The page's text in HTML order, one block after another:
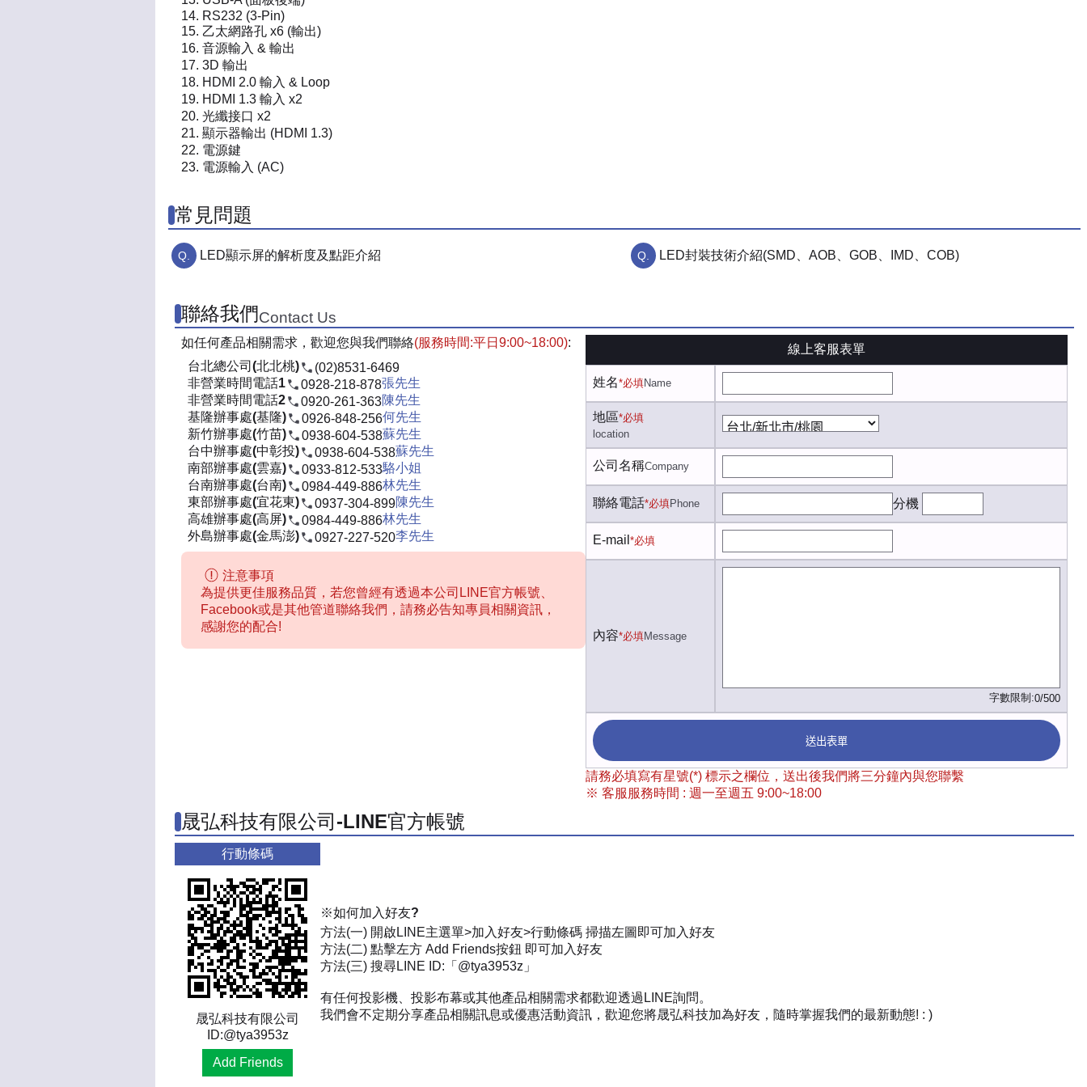
RS232 (3-Pin)
乙太網路孔 x6 (輸出)
音源輸入 & 輸出
3D 輸出
HDMI 2.0 輸入 & Loop
HDMI 1.3 輸入 x2
光纖接口 x2
顯示器輸出 (HDMI 1.3)
電源鍵
電源輸入 (AC)
常見問題
LED顯示屏的解析度及點距介紹 LED封裝技術介紹(SMD、AOB、GOB、IMD、COB)
聯絡我們Contact Us
如任何產品相關需求，歡迎您與我們聯絡(服務時間:平日9:00~18:00):
台北總公司(北北桃)
(02)8531-6469
非營業時間電話1
0928-218-878張先生
非營業時間電話2
0920-261-363陳先生
基隆辦事處(基隆)
0926-848-256何先生
新竹辦事處(竹苗)
0938-604-538蘇先生
台中辦事處(中彰投)
0938-604-538蘇先生
南部辦事處(雲嘉)
0933-812-533駱小姐
台南辦事處(台南)
0984-449-886林先生
東部辦事處(宜花東)
0937-304-899陳先生
高雄辦事處(高屏)
0984-449-886林先生
外島辦事處(金馬澎)
0927-227-520李先生
注意事項
為提供更佳服務品質，若您曾經有透過本公司LINE官方帳號、
Facebook或是其他管道聯絡我們，請務必告知專員相關資訊，
感謝您的配合!
線上客服表單
姓名*必填Name
地區*必填
location
公司名稱Company
聯絡電話*必填Phone 分機
E-mail *必填
內容*必填Message
字數限制:0/500
送出表單
請務必填寫有星號(*) 標示之欄位，送出後我們將三分鐘內與您聯繫
※ 客服服務時間 : 週一至週五 9:00~18:00
晟弘科技有限公司-LINE官方帳號
行動條碼
晟弘科技有限公司
ID:@tya3953z
Add Friends
※如何加入好友?
方法(一) 開啟LINE主選單>加入好友>行動條碼 掃描左圖即可加入好友
方法(二) 點擊左方 Add Friends按鈕 即可加入好友
方法(三) 搜尋LINE ID:「@tya3953z」
有任何投影機、投影布幕或其他產品相關需求都歡迎透過LINE詢問。
我們會不定期分享產品相關訊息或優惠活動資訊，歡迎您將晟弘科技加為好友，隨時掌握我們的最新動態! : )